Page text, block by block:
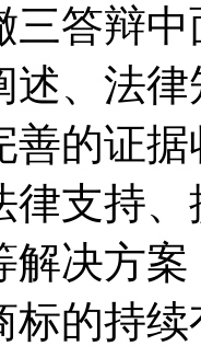
三答辩
述、法
善的证
律支持
解决方
标的持